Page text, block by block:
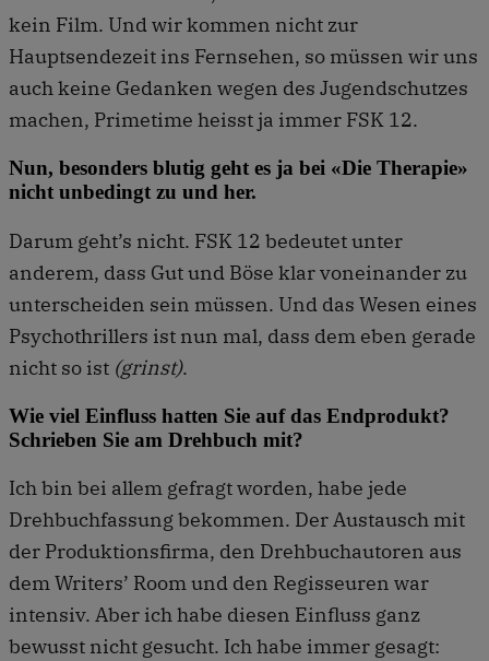
kein Film. Und wir kommen nicht zur
Hauptsendezeit ins Fernsehen, so müssen wir uns
auch keine Gedanken wegen des Jugendschutzes
machen, Primetime heisst ja immer FSK 12.
Nun, besonders blutig geht es ja bei «Die Therapie»
nicht unbedingt zu und her.
Darum geht’s nicht. FSK 12 bedeutet unter
anderem, dass Gut und Böse klar voneinander zu
unterscheiden sein müssen. Und das Wesen eines
Psychothrillers ist nun mal, dass dem eben gerade
nicht so ist (grinst).
Wie viel Einfluss hatten Sie auf das Endprodukt?
Schrieben Sie am Drehbuch mit?
Ich bin bei allem gefragt worden, habe jede
Drehbuchfassung bekommen. Der Austausch mit
der Produktionsfirma, den Drehbuchautoren aus
dem Writers’ Room und den Regisseuren war
intensiv. Aber ich habe diesen Einfluss ganz
bewusst nicht gesucht. Ich habe immer gesagt: